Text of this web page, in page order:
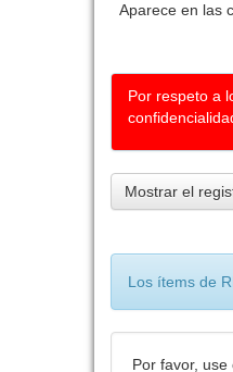
Aparece en las
Por respeto a
Mostrar el
Los ítems de
Por favor,